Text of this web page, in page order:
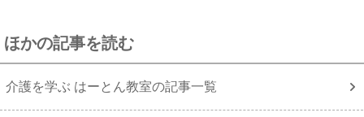
ほかの記事を読む
介護を学ぶ はーとん教室の記事一覧